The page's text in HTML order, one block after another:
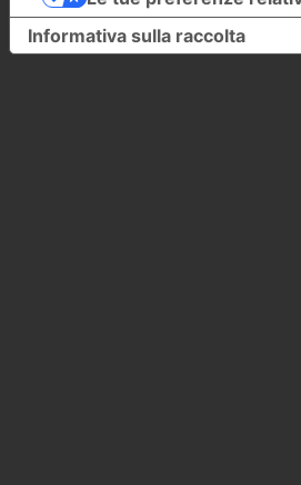
Informativa sulla raccolta